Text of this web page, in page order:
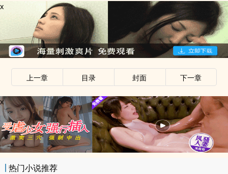
x
上一章 目录 封面 下一章
x
热门小说推荐